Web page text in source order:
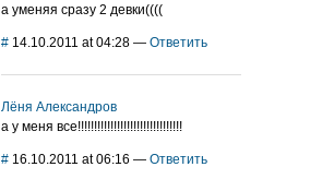
а уменяя сразу 2 девки((((
# 14.10.2011 at 04:28 — Ответить
Лёня Александров
а у меня все!!!!!!!!!!!!!!!!!!!!!!!!!!!!!!!!
# 16.10.2011 at 06:16 — Ответить